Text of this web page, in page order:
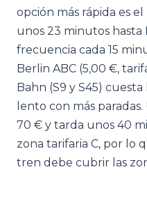
opción más rápida es el
unos 23 minutos
frecuencia cada 15
Berlin ABC (5,00 €,
Bahn (S9 y S45)
lento con más
70 € y tarda unos 40
zona tarifaria C, por lo
tren debe cubrir las